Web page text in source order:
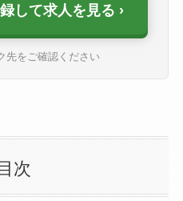
して求人を見る
先をご確認ください
目次